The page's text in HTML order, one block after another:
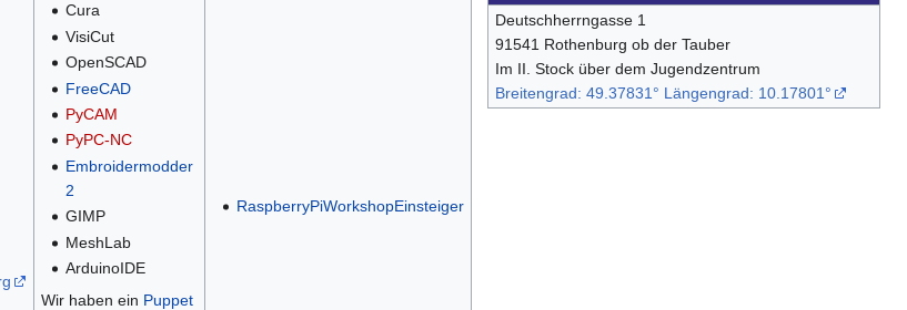
Deutschherrngasse 1
91541 Rothenburg ob der Tauber
Im II. Stock über dem Jugendzentrum
Breitengrad: 49.37831° Längengrad: 10.17801°
Cura
VisiCut
OpenSCAD
FreeCAD
PyCAM
PyPC-NC
Embroidermodder
2
GIMP
MeshLab
ArduinoIDE
Wir haben ein Puppet
RaspberryPiWorkshopEinsteiger‎